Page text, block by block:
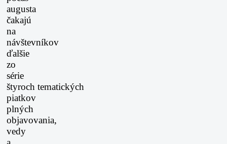
augusta
čakajú
na
návštevníkov
ďalšie
zo
série
štyroch tematických
piatkov
plných
objavovania,
vedy